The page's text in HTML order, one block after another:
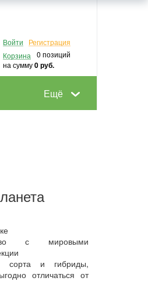
Войти
Регистрация
Корзина
0 позиций
на сумму0 руб.
Ещё
с мировыми
сорта и гибриды,
отличаться от